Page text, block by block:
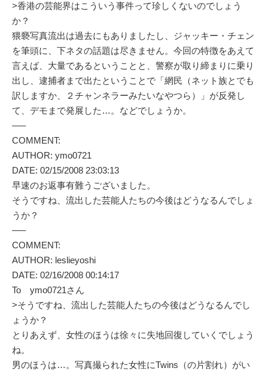
>香港の芸能界はこういう事件って珍しくないのでしょう
か？
猥褻写真流出は過去にもありましたし、ジャッキー・チェン
を筆頭に、下ネタの話題は尽きません。今回の特徴をあえて
言えば、大量であるということと、警察が取り締まりに乗り
出し、逮捕者まで出たということで「網民（ネット族とでも
訳しますか、２チャンネラーみたいなやつら）」が反発し
て、デモまで発展した…。などでしょうか。
—–
COMMENT:
AUTHOR: ymo0721
DATE: 02/15/2008 23:03:13
早速のお返事有難うございました。
そうですね、流出した芸能人たちの今後はどうなるんでしょ
うか？
—–
COMMENT:
AUTHOR: leslieyoshi
DATE: 02/16/2008 00:14:17
To ymo0721さん
>そうですね、流出した芸能人たちの今後はどうなるんでし
ょうか？
とりあえず、女性のほうは徐々に失地回復していくでしょう
ね。
男のほうは…。写真撮られた女性にTwins（の片割れ）がい